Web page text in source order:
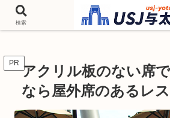
チケットやシーズンイベント ニンテンドーワー
バを歩いて情報収集して
PR アクリル板のない席
なら屋外席のあるレ
検索